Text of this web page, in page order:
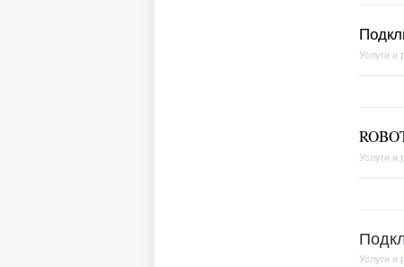
Услуги и
Услуги и
Услуги и